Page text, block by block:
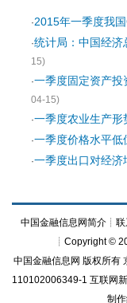
·2015年一季度我
·统计局：中国经济
15)
·一季度固定资产投
04-15)
·一季度农业生产形
·一季度价格水平低
·一季度出口对经济
中国金融信息网简介 ┊ 联
┊Copyright ©
中国金融信息网 版权所有
110102006349-1 互联网
制